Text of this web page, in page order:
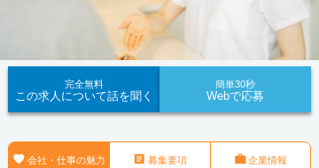
完全無料
この求人について話を聞く
簡単30秒
Webで応募
 会社・仕事の魅力  募集要項 企業情報